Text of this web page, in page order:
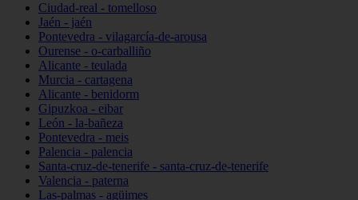
Ciudad-real - tomelloso
Jaén - jaén
Pontevedra - vilagarcía-de-arousa
Ourense - o-carballiño
Alicante - teulada
Murcia - cartagena
Alicante - benidorm
Gipuzkoa - eibar
León - la-bañeza
Pontevedra - meis
Palencia - palencia
Santa-cruz-de-tenerife - santa-cruz-de-tenerife
Valencia - paterna
Las-palmas - agüimes